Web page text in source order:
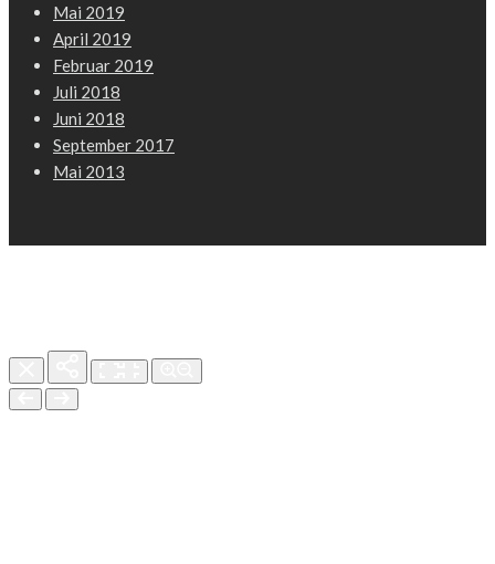
Mai 2019
April 2019
Februar 2019
Juli 2018
Juni 2018
September 2017
Mai 2013